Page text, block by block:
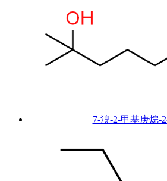
7-溴-2-甲基庚烷-